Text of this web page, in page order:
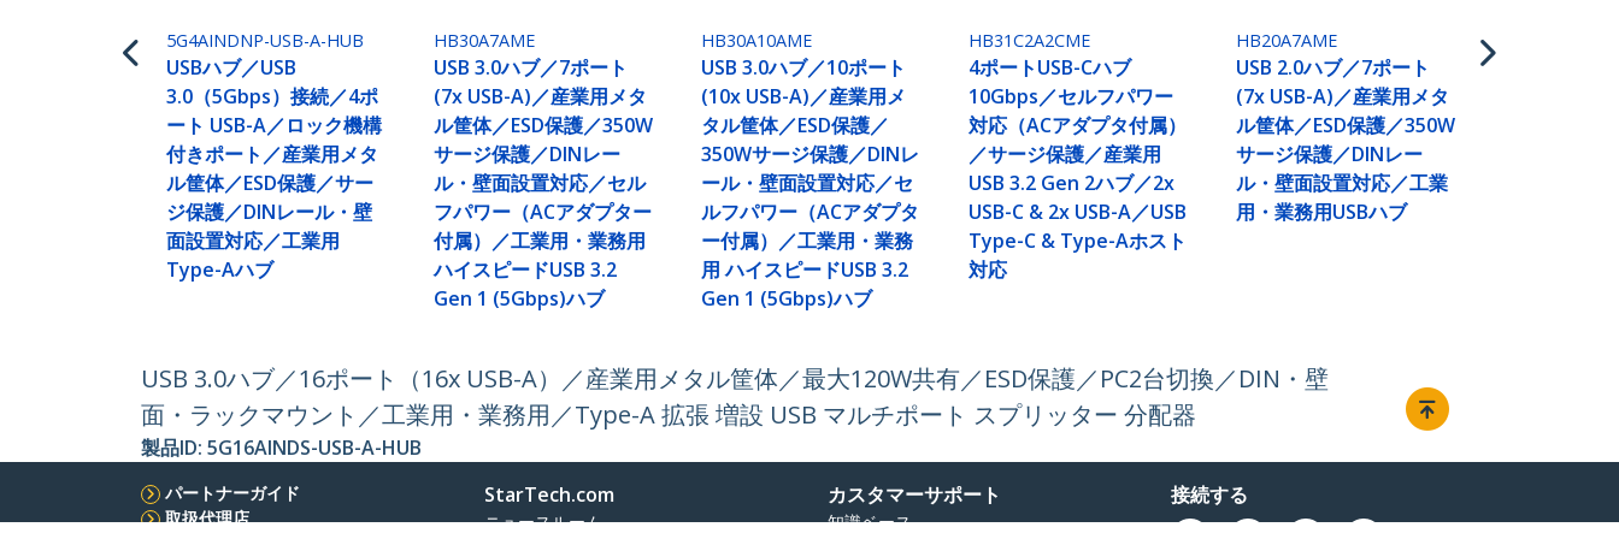
5G4AINDNP-USB-A-HUB
USBハブ／USB
3.0（5Gbps）接続／4ポ
ート USB-A／ロック機構
付きポート／産業用メタ
ル筐体／ESD保護／サー
ジ保護／DINレール・壁
面設置対応／工業用
Type-Aハブ
HB30A7AME
USB 3.0ハブ／7ポート
(7x USB-A)／産業用メタ
ル筐体／ESD保護／350W
サージ保護／DINレー
ル・壁面設置対応／セル
フパワー（ACアダプター
付属）／工業用・業務用
ハイスピードUSB 3.2
Gen 1 (5Gbps)ハブ
HB30A10AME
USB 3.0ハブ／10ポート
(10x USB-A)／産業用メ
タル筐体／ESD保護／
350Wサージ保護／DINレ
ール・壁面設置対応／セ
ルフパワー（ACアダプタ
ー付属）／工業用・業務
用 ハイスピードUSB 3.2
Gen 1 (5Gbps)ハブ
HB31C2A2CME
4ポートUSB-Cハブ
10Gbps／セルフパワー
対応（ACアダプタ付属）
／サージ保護／産業用
USB 3.2 Gen 2ハブ／2x
USB-C & 2x USB-A／USB
Type-C & Type-Aホスト
対応
HB20A7AME
USB 2.0ハブ／7ポート
(7x USB-A)／産業用メタ
ル筐体／ESD保護／350W
サージ保護／DINレー
ル・壁面設置対応／工業
用・業務用USBハブ
USB 3.0ハブ／16ポート（16x USB-A）／産業用メタル筐体／最大120W共有／ESD保護／PC2台切換／DIN・壁
面・ラックマウント／工業用・業務用／Type-A 拡張 増設 USB マルチポート スプリッター 分配器
製品ID: 5G16AINDS-USB-A-HUB
パートナーガイド
取扱代理店
StarTech.com
ニュースルーム
カスタマーサポート
知識ベース
接続する